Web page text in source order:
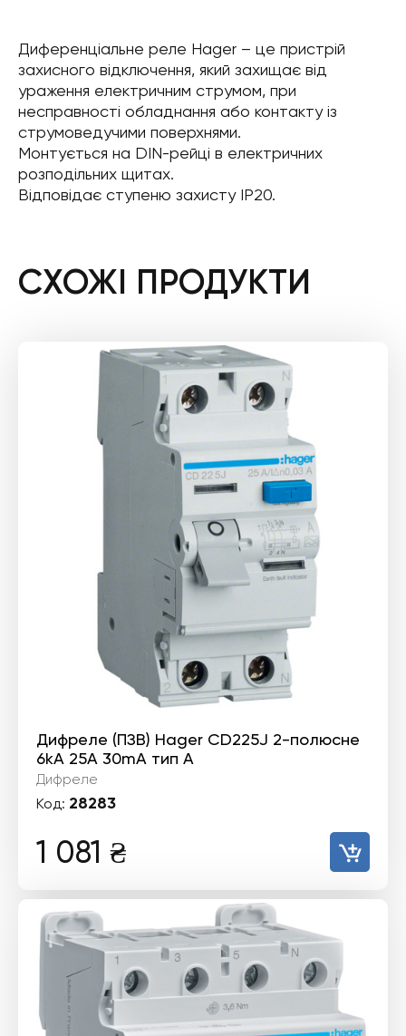
Диференціальне реле Hager – це пристрій
захисного відключення, який захищає від
ураження електричним струмом, при
несправності обладнання або контакту із
струмоведучими поверхнями.
Монтується на DIN-рейці в електричних
розподільних щитах.
Відповідає ступеню захисту IP20.
СХОЖІ ПРОДУКТИ
Дифреле (ПЗВ) Hager CD225J 2-полюсне
6kА 25А 30mA тип А
Дифреле
Код: 28283
1 081 ₴